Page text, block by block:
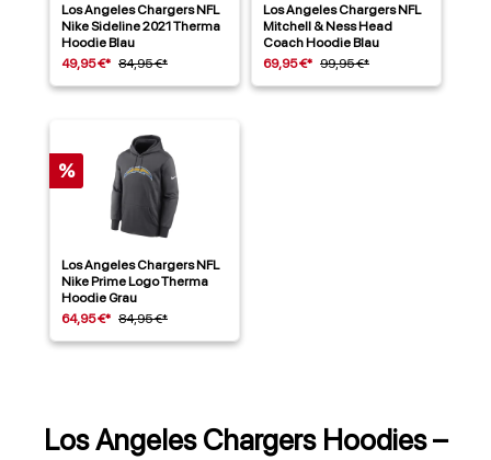
Los Angeles Chargers NFL
Nike Sideline 2021 Therma
Hoodie Blau
49,95 €* 84,95 €*
Los Angeles Chargers NFL
Mitchell & Ness Head
Coach Hoodie Blau
69,95 €* 99,95 €*
%
Los Angeles Chargers NFL
Nike Prime Logo Therma
Hoodie Grau
64,95 €* 84,95 €*
Los Angeles Chargers Hoodies –